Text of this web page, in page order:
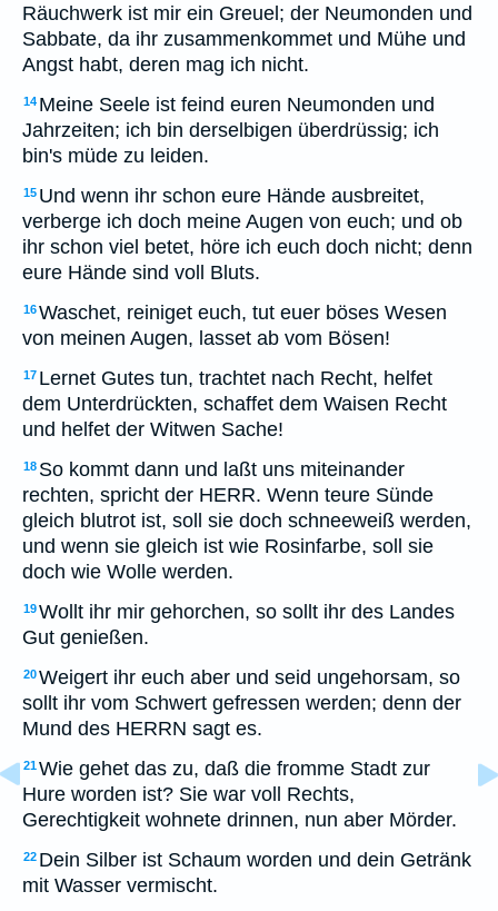
Räuchwerk ist mir ein Greuel; der Neumonden und
Sabbate, da ihr zusammenkommet und Mühe und
Angst habt, deren mag ich nicht.
14 Meine Seele ist feind euren Neumonden und
Jahrzeiten; ich bin derselbigen überdrüssig; ich
bin's müde zu leiden.
15 Und wenn ihr schon eure Hände ausbreitet,
verberge ich doch meine Augen von euch; und ob
ihr schon viel betet, höre ich euch doch nicht; denn
eure Hände sind voll Bluts.
16Waschet, reiniget euch, tut euer böses Wesen
von meinen Augen, lasset ab vom Bösen!
17 Lernet Gutes tun, trachtet nach Recht, helfet
dem Unterdrückten, schaffet dem Waisen Recht
und helfet der Witwen Sache!
18 So kommt dann und laßt uns miteinander
rechten, spricht der HERR. Wenn teure Sünde
gleich blutrot ist, soll sie doch schneeweiß werden,
und wenn sie gleich ist wie Rosinfarbe, soll sie
doch wie Wolle werden.
19Wollt ihr mir gehorchen, so sollt ihr des Landes
Gut genießen.
20Weigert ihr euch aber und seid ungehorsam, so
sollt ihr vom Schwert gefressen werden; denn der
Mund des HERRN sagt es.
21Wie gehet das zu, daß die fromme Stadt zur
Hure worden ist? Sie war voll Rechts,
Gerechtigkeit wohnete drinnen, nun aber Mörder.
22 Dein Silber ist Schaum worden und dein Getränk
mit Wasser vermischt.